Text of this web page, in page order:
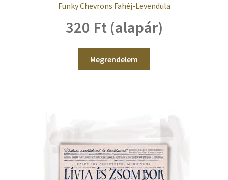
Funky Chevrons Fahéj-Levendula
320 Ft (alapár)
Megrendelem